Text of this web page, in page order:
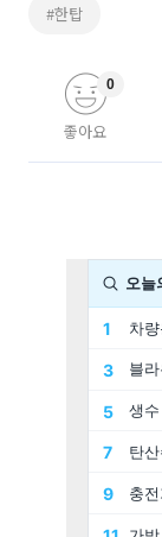
#한탑
좋아요
0